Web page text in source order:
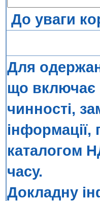
До уваги
Для
що включає
чинності,
каталогом
часу.
Докладну